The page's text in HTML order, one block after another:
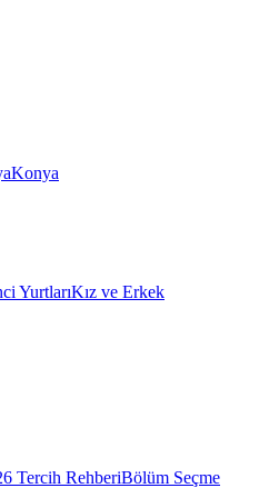
Konya
YurtlarıKız ve Erkek
Tercih RehberiBölüm Seçme